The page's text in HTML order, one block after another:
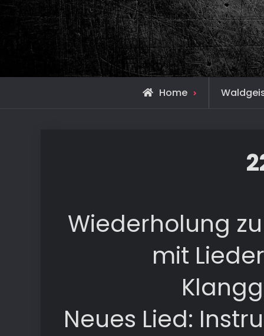
Home
Wiederholung
mit
Neues Lied: